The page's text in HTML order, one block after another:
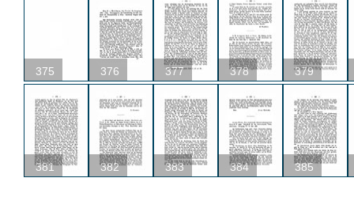
375 376 377 378 379
381 382 383 384 385